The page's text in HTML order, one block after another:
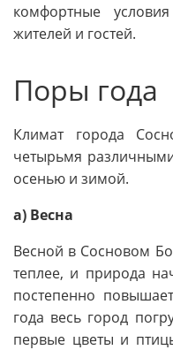
комфортные
жителей и гостей.
Поры года
Климат города
четырьмя
осенью и зимой.
а) Весна
Весной в Сосновом
теплее, и природа
постепенно
года весь город
первые цветы и